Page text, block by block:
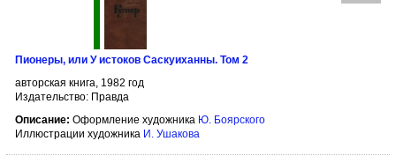
Пионеры, или У истоков Саскуиханны. Том 2
авторская книга, 1982 год
Издательство: Правда
Описание: Оформление художника Ю. Боярского
Иллюстрации художника И. Ушакова